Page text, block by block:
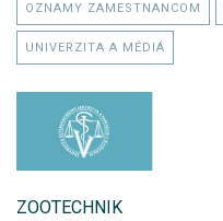
OZNAMY ZAMESTNANCOM
UNIVERZITA A MÉDIÁ
ZOOTECHNIK